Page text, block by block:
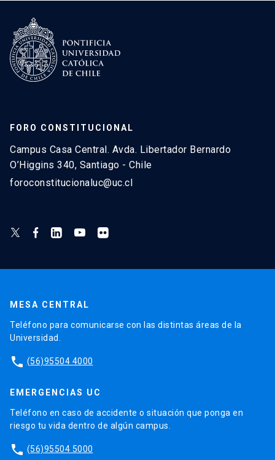
FORO CONSTITUCIONAL
Campus Casa Central. Avda. Libertador Bernardo
O’Higgins 340, Santiago - Chile
foroconstitucionaluc@uc.cl
MESA CENTRAL
Teléfono para comunicarse con las distintas áreas de la
Universidad.
phone (56)95504 4000
EMERGENCIAS UC
Teléfono en caso de accidente o situación que ponga en
riesgo tu vida dentro de algún campus.
phone (56)95504 5000